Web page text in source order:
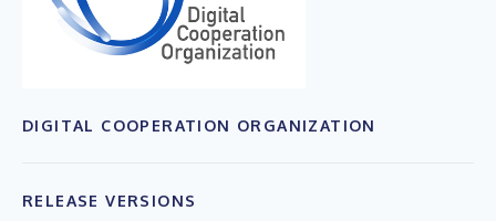
DIGITAL COOPERATION ORGANIZATION
RELEASE VERSIONS